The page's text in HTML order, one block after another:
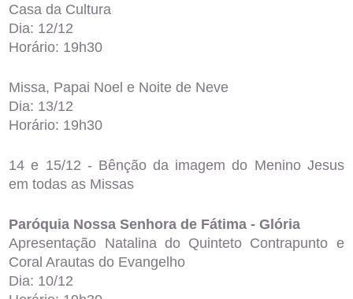
Casa da Cultura
Dia: 12/12
Horário: 19h30
Missa, Papai Noel e Noite de Neve
Dia: 13/12
Horário: 19h30
14 e 15/12 - Bênção da imagem do Menino Jesus
em todas as Missas
Paróquia Nossa Senhora de Fátima - Glória
Apresentação Natalina do Quinteto Contrapunto e
Coral Arautas do Evangelho
Dia: 10/12